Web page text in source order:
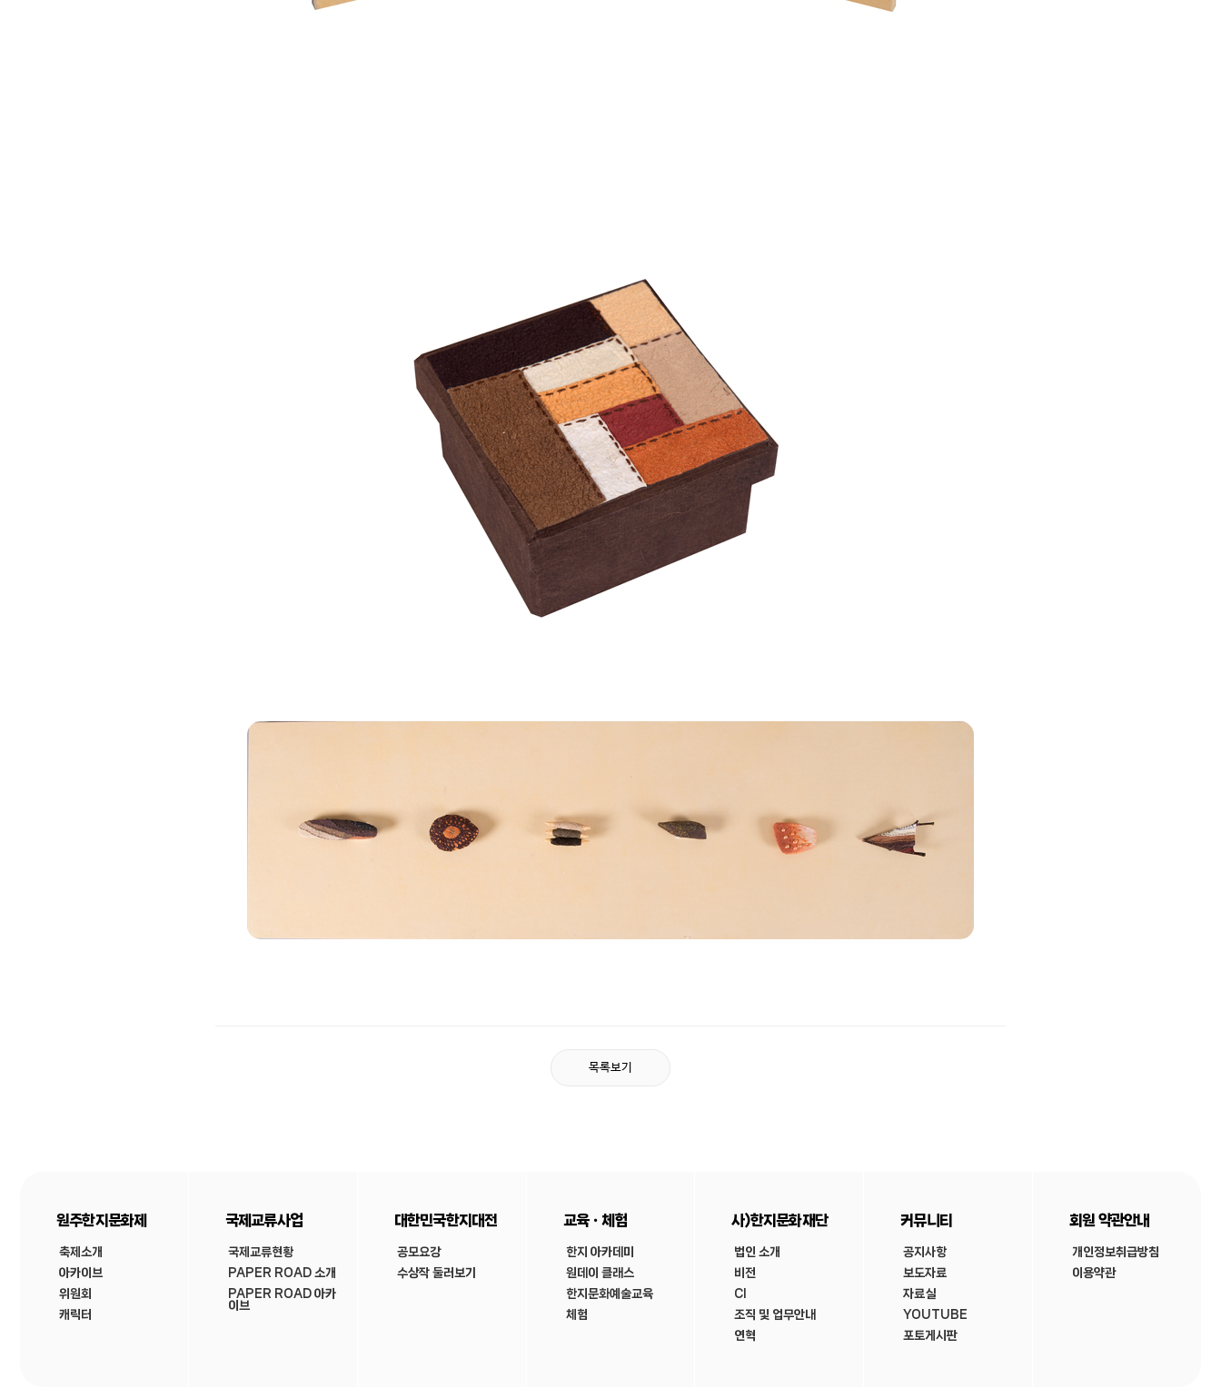
목록보기
원주한지문화제
축제소개
아카이브
위원회
캐릭터
국제교류사업
국제교류현황
PAPER ROAD 소개
PAPER ROAD 아카
이브
대한민국한지대전
공모요강
수상작 둘러보기
교육ㆍ체험
한지 아카데미
원데이 클래스
한지문화예술교육
체험
사)한지문화재단
법인 소개
비전
CI
조직 및 업무안내
연혁
커뮤니티
공지사항
보도자료
자료실
YOUTUBE
포토게시판
회원 약관안내
개인정보취급방침
이용약관